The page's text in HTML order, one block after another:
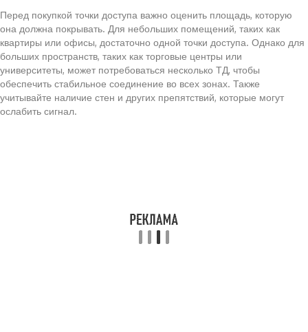
Перед покупкой точки доступа важно оценить площадь, которую
она должна покрывать. Для небольших помещений, таких как
квартиры или офисы, достаточно одной точки доступа. Однако для
больших пространств, таких как торговые центры или
университеты, может потребоваться несколько ТД, чтобы
обеспечить стабильное соединение во всех зонах. Также
учитывайте наличие стен и других препятствий, которые могут
ослабить сигнал.